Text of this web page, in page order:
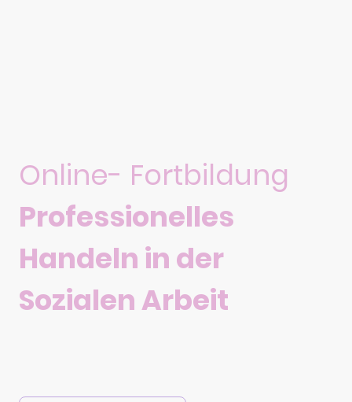
Online- Fortbildung
Professionelles
Handeln in der
Sozialen Arbeit